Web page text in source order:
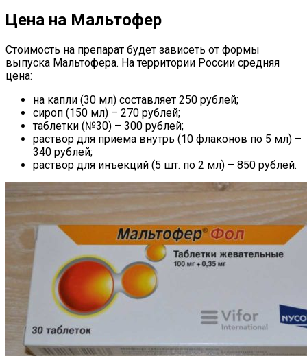
Цена на Мальтофер
Стоимость на препарат будет зависеть от формы
выпуска Мальтофера. На территории России средняя
цена:
на капли (30 мл) составляет 250 рублей;
сироп (150 мл) – 270 рублей;
таблетки (№30) – 300 рублей;
раствор для приема внутрь (10 флаконов по 5 мл) –
340 рублей;
раствор для инъекций (5 шт. по 2 мл) – 850 рублей.